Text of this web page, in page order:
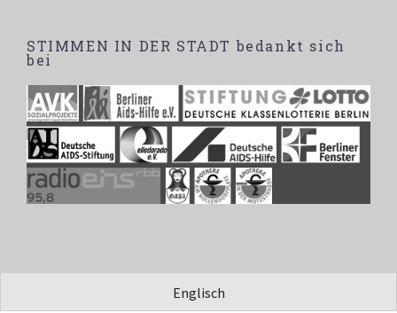
STIMMEN IN DER STADT bedankt sich
bei
Englisch